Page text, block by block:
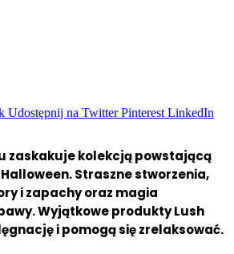
Udostępnij na Twitter Pinterest LinkedIn
zaskakuje kolekcją powstającą
Straszne stworzenia,
i zapachy oraz magia
Wyjątkowe produkty Lush
i pomogą się zrelaksować.